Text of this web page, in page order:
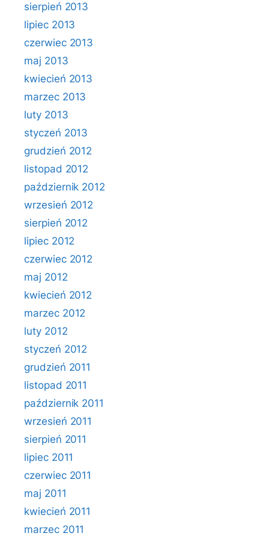
sierpień 2013
lipiec 2013
czerwiec 2013
maj 2013
kwiecień 2013
marzec 2013
luty 2013
styczeń 2013
grudzień 2012
listopad 2012
październik 2012
wrzesień 2012
sierpień 2012
lipiec 2012
czerwiec 2012
maj 2012
kwiecień 2012
marzec 2012
luty 2012
styczeń 2012
grudzień 2011
listopad 2011
październik 2011
wrzesień 2011
sierpień 2011
lipiec 2011
czerwiec 2011
maj 2011
kwiecień 2011
marzec 2011